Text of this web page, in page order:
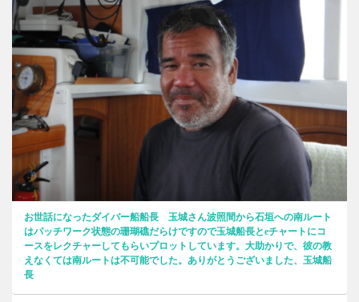
お世話になったダイバー船船長 玉城さん波照間から石垣への南ルート
はパッチワーク状態の珊瑚礁だらけですので玉城船長とeチャートにコ
ースをレクチャーしてもらいプロットしています。大助かりで、彼の教
えなくては南ルートは不可能でした。ありがとうございました、玉城船
長